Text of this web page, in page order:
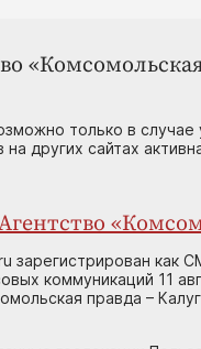
только в
других сайтах
зарегистрирован
коммуникаций 11
правда –